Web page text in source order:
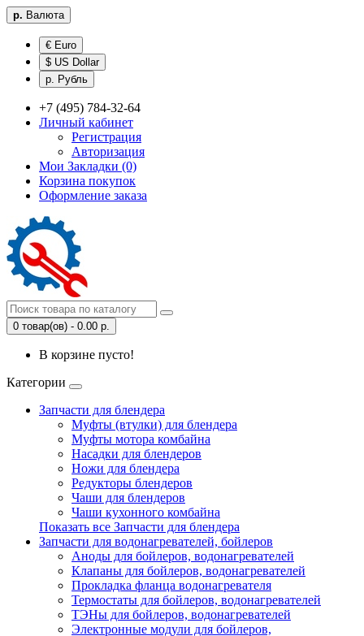
р. Валюта
€ Euro
$ US Dollar
р. Рубль
+7 (495) 784-32-64
Личный кабинет
Регистрация
Авторизация
Мои Закладки (0)
Корзина покупок
Оформление заказа
0 товар(ов) - 0.00 р.
В корзине пусто!
Категории
Запчасти для блендера
Муфты (втулки) для блендера
Муфты мотора комбайна
Насадки для блендеров
Ножи для блендера
Редукторы блендеров
Чаши для блендеров
Чаши кухонного комбайна
Показать все Запчасти для блендера
Запчасти для водонагревателей, бойлеров
Аноды для бойлеров, водонагревателей
Клапаны для бойлеров, водонагревателей
Прокладка фланца водонагревателя
Термостаты для бойлеров, водонагревателей
ТЭНы для бойлеров, водонагревателей
Электронные модули для бойлеров,